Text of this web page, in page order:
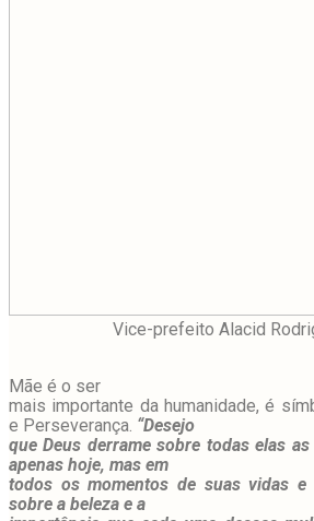
Vice-prefeito Alacid
Mãe é o ser
mais importante da humanidade, é
e Perseverança. “Desejo
que Deus derrame sobre todas elas
apenas hoje, mas em
todos os momentos de suas vidas
sobre a beleza e a